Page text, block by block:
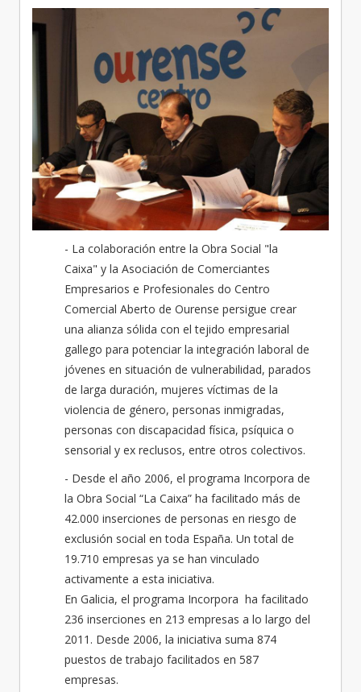
- La colaboración entre la Obra Social "la
Caixa" y la Asociación de Comerciantes
Empresarios e Profesionales do Centro
Comercial Aberto de Ourense persigue crear
una alianza sólida con el tejido empresarial
gallego para potenciar la integración laboral de
jóvenes en situación de vulnerabilidad, parados
de larga duración, mujeres víctimas de la
violencia de género, personas inmigradas,
personas con discapacidad física, psíquica o
sensorial y ex reclusos, entre otros colectivos.
- Desde el año 2006, el programa Incorpora de
la Obra Social “La Caixa” ha facilitado más de
42.000 inserciones de personas en riesgo de
exclusión social en toda España. Un total de
19.710 empresas ya se han vinculado
activamente a esta iniciativa.
En Galicia, el programa Incorpora ha facilitado
236 inserciones en 213 empresas a lo largo del
2011. Desde 2006, la iniciativa suma 874
puestos de trabajo facilitados en 587
empresas.